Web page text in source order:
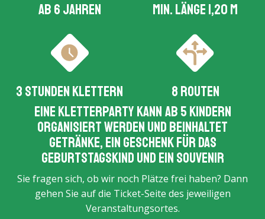
Ab 6 Jahren Min. Länge 1,20 m
3 Stunden Klettern
8 Routen
Eine Kletterparty kann ab 5 Kindern
organisiert werden und beinhaltet
Getränke, ein Geschenk für das
Geburtstagskind und ein Souvenir
Sie fragen sich, ob wir noch Plätze frei haben? Dann
gehen Sie auf die Ticket-Seite des jeweiligen
Veranstaltungsortes.